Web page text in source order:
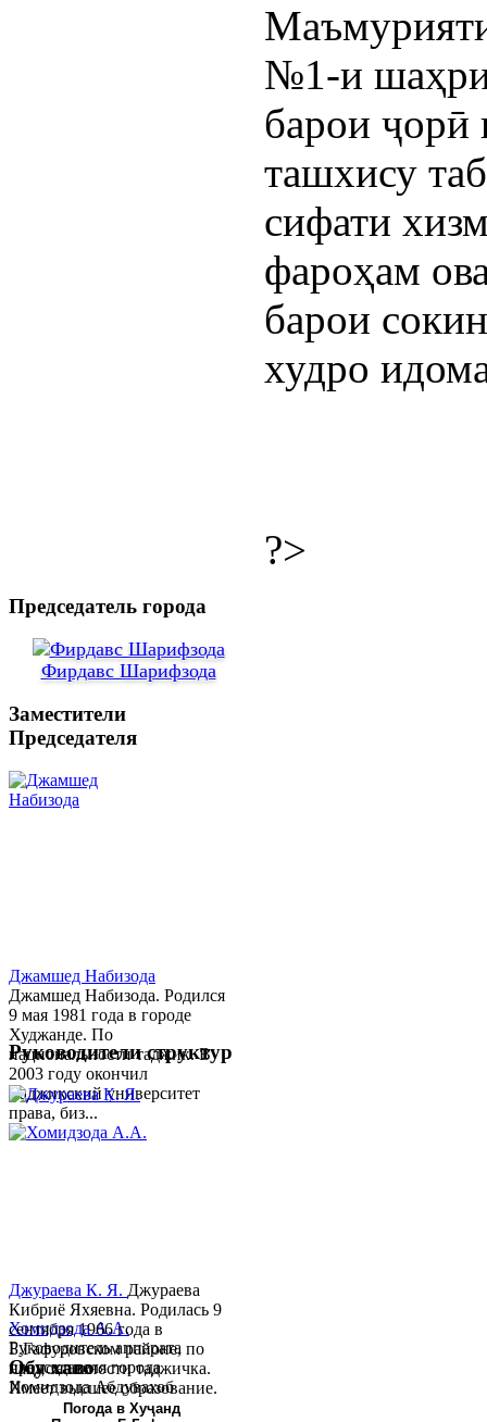
№1-и
барои ҷорӣ
ташхису
сифати
фароҳам
барои
худро
?>
Председатель города
Фирдавс Шарифзода
Заместители
Председателя
Джамшед Набизода
Джамшед Набизода. Родился
9 мая 1981 года в городе
Худжанде. По
национальности таджик. В
2003 году окончил
Таджикский университет
права, биз...
Хомидзода А.А.
Руководитель аппарата
председателя города
Хомидзода Абдувахоб
Абдумаджид родился 8
Руководители структур
Джураева К. Я. Джураева
Кибриё Яхяевна. Родилась 9
сентября 1966 года в
Б.Гафуровском районе, по
национальности таджичка.
Имеет высшее образование.
В 1997 ...
Обу хаво
Погода в Хуҷанд